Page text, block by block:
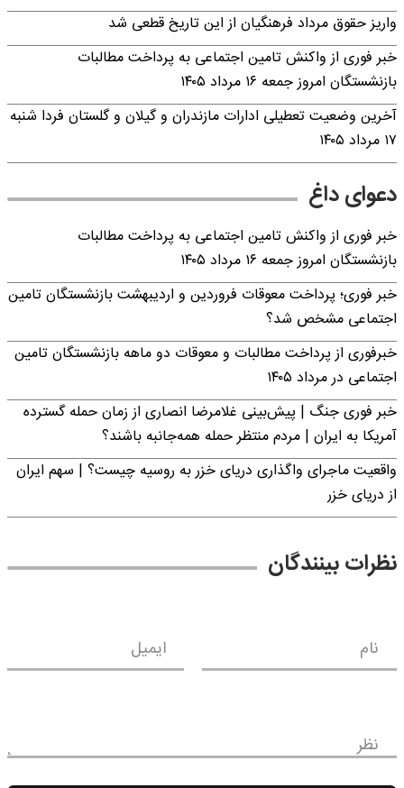
واریز حقوق مرداد فرهنگیان از این تاریخ قطعی شد
خبر فوری از واکنش تامین اجتماعی به پرداخت مطالبات
بازنشستگان امروز جمعه ۱۶ مرداد ۱۴۰۵
آخرین وضعیت تعطیلی ادارات مازندران و گیلان و گلستان فردا شنبه
۱۷ مرداد ۱۴۰۵
دعوای داغ
خبر فوری از واکنش تامین اجتماعی به پرداخت مطالبات
بازنشستگان امروز جمعه ۱۶ مرداد ۱۴۰۵
خبر فوری؛ پرداخت معوقات فروردین و اردیبهشت بازنشستگان تامین
اجتماعی مشخص شد؟
خبرفوری از پرداخت مطالبات و معوقات دو ماهه بازنشستگان تامین
اجتماعی در مرداد ۱۴۰۵
خبر فوری جنگ | پیش‌بینی غلامرضا انصاری از زمان حمله گسترده
آمریکا به ایران | مردم منتظر حمله همه‌جانبه باشند؟
واقعیت ماجرای واگذاری دریای خزر به روسیه چیست؟ | سهم ایران
از دریای خزر
نظرات بینندگان
نام ایمیل
نظر